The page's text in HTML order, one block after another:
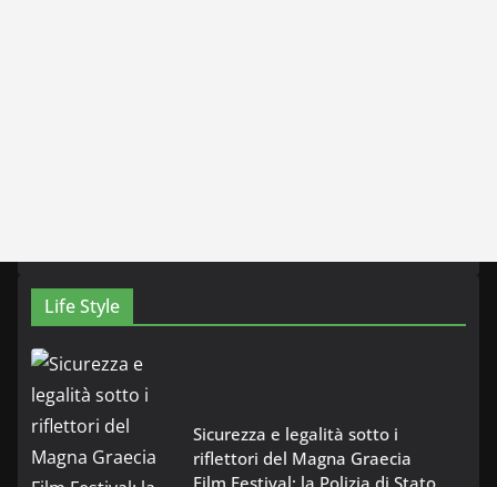
Life Style
Sicurezza e legalità sotto i
riflettori del Magna Graecia
Film Festival: la Polizia di Stato